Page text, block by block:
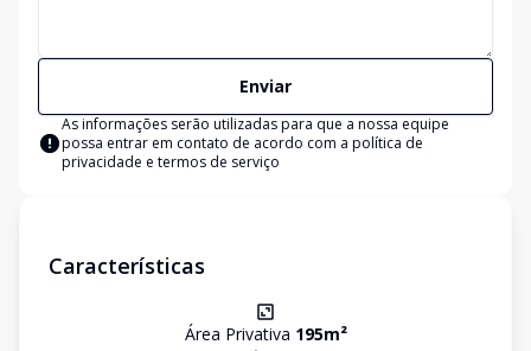
Enviar
As informações serão utilizadas para que a nossa equipe
possa entrar em contato de acordo com a política de
privacidade e termos de serviço
Características
Área Privativa 195m²